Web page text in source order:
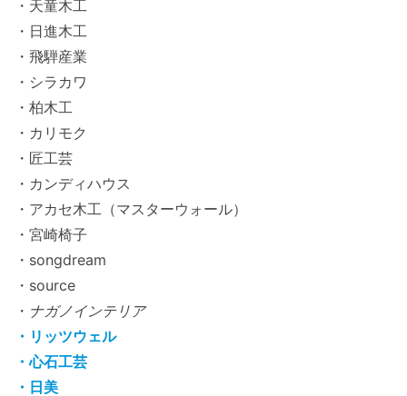
・天童木工
・日進木工
・飛騨産業
・シラカワ
・柏木工
・カリモク
・匠工芸
・カンディハウス
・アカセ木工（マスターウォール）
・宮崎椅子
・songdream
・source
・ ナガノインテリア
・リッツウェル
・心石工芸
・日美